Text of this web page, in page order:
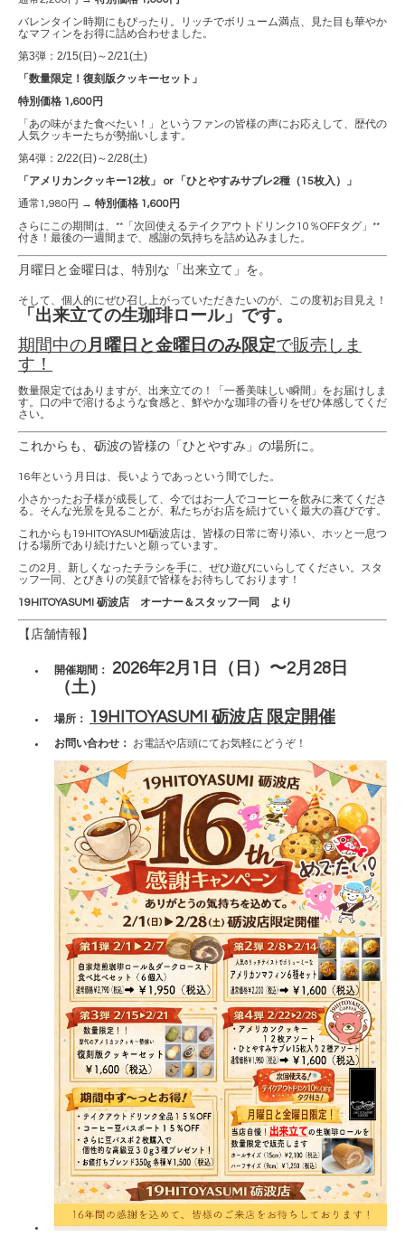
バレンタイン時期にもぴったり。リッチでボリューム満点、見た目も華やか
なマフィンをお得に詰め合わせました。
第3弾：2/15(日)～2/21(土)
「数量限定！復刻版クッキーセット」
特別価格 1,600円
「あの味がまた食べたい！」というファンの皆様の声にお応えして、歴代の
人気クッキーたちが勢揃いします。
第4弾：2/22(日)～2/28(土)
「アメリカンクッキー12枚」 or 「ひとやすみサブレ2種（15枚入）」
通常1,980円 → 特別価格 1,600円
さらにこの期間は、**「次回使えるテイクアウトドリンク10％OFFタグ」**
付き！最後の一週間まで、感謝の気持ちを詰め込みました。
月曜日と金曜日は、特別な「出来立て」を。
そして、個人的にぜひ召し上がっていただきたいのが、この度初お目見え！
「出来立ての生珈琲ロール」です。
期間中の月曜日と金曜日のみ限定で販売しま
す！
数量限定ではありますが、出来立ての！「一番美味しい瞬間」をお届けしま
す。口の中で溶けるような食感と、鮮やかな珈琲の香りをぜひ体感してくだ
さい。
これからも、砺波の皆様の「ひとやすみ」の場所に。
16年という月日は、長いようであっという間でした。
小さかったお子様が成長して、今ではお一人でコーヒーを飲みに来てくださ
る。そんな光景を見ることが、私たちがお店を続けていく最大の喜びです。
これからも19HITOYASUMI砺波店は、皆様の日常に寄り添い、ホッと一息つ
ける場所であり続けたいと願っています。
この2月、新しくなったチラシを手に、ぜひ遊びにいらしてください。スタ
ッフ一同、とびきりの笑顔で皆様をお待ちしております！
19HITOYASUMI 砺波店 オーナー＆スタッフ一同 より
【店舗情報】
開催期間：
2026年2月1日（日）〜2月28日
（土）
場所： 19HITOYASUMI 砺波店 限定開催
お問い合わせ： お電話や店頭にてお気軽にどうぞ！